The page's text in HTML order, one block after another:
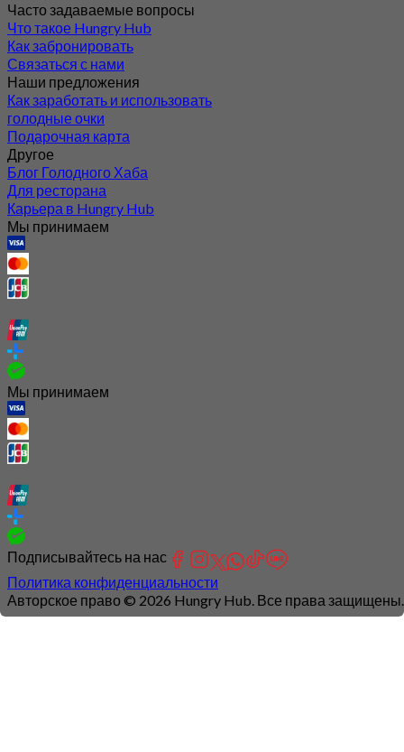
Часто задаваемые вопросы
Что такое Hungry Hub
Как забронировать
Связаться с нами
Наши предложения
Как заработать и использовать
голодные очки
Подарочная карта
Другое
Блог Голодного Хаба
Для ресторана
Карьера в Hungry Hub
Мы принимаем
Мы принимаем
Подписывайтесь на нас
Политика конфиденциальности
Авторское право © 2026 Hungry Hub. Все права защищены.
Connection